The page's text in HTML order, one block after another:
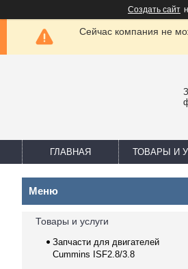
Создать сайт
Сейчас компания не
ГЛАВНАЯ ТОВАРЫ И
Товары и услуги
Запчасти для двигателей
Cummins ISF2.8/3.8